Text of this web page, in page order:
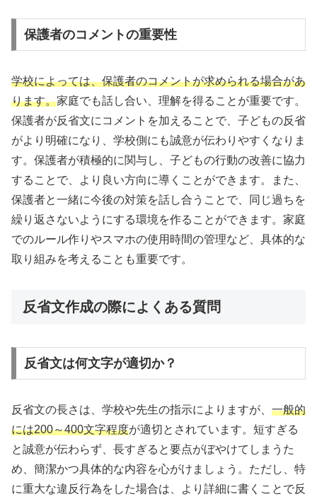
保護者のコメントの重要性
学校によっては、保護者のコメントが求められる場合があ
ります。家庭でも話し合い、理解を得ることが重要です。
保護者が反省文にコメントを加えることで、子どもの反省
がより明確になり、学校側にも誠意が伝わりやすくなりま
す。保護者が積極的に関与し、子どもの行動の改善に協力
することで、より良い方向に導くことができます。また、
保護者と一緒に今後の対策を話し合うことで、同じ過ちを
繰り返さないようにする環境を作ることができます。家庭
でのルール作りやスマホの使用時間の管理など、具体的な
取り組みを考えることも重要です。
反省文作成の際によくある質問
反省文は何文字が適切か？
反省文の長さは、学校や先生の指示によりますが、 一般的
には200～400文字程度が適切とされています。短すぎる
と誠意が伝わらず、長すぎると要点がぼやけてしまうた
め、簡潔かつ具体的な内容を心がけましょう。ただし、特
に重大な違反行為をした場合は、より詳細に書くことで反